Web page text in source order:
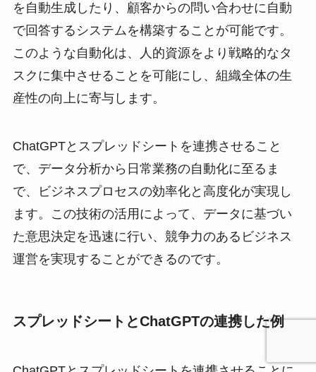
を自動生成したり、顧客からの問い合わせに自動
で回答するシステムを構築することが可能です。
このような自動化は、人的資源をより戦略的なタ
スクに集中させることを可能にし、組織全体の生
産性の向上に寄与します。
ChatGPTとスプレッドシートを連携させること
で、データ分析から日常業務の自動化に至るま
で、ビジネスプロセスの効率化と高度化が実現し
ます。この技術の活用によって、データに基づい
た意思決定を迅速に行い、競争力のあるビジネス
運営を実現することができるのです。
スプレッドシートとChatGPTの連携した例